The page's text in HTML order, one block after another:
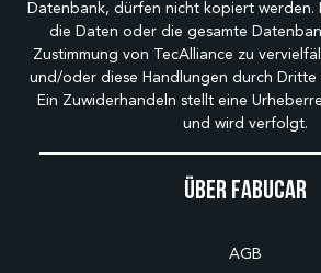
Über Fabucar
AGB
Datenbank, dürfen nicht kopiert werden.
die Daten oder die gesamte
Zustimmung von TecAlliance zu
und/oder diese Handlungen durch Dritte
Ein Zuwiderhandeln stellt eine
und wird verfolgt.